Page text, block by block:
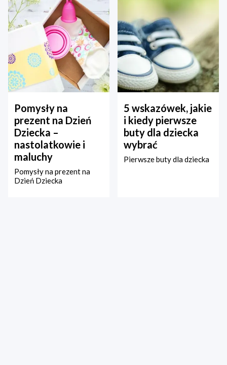
Pomysły na
prezent na Dzień
Dziecka –
nastolatkowie i
maluchy
Pomysły na prezent na
Dzień Dziecka
5 wskazówek, jakie
i kiedy pierwsze
buty dla dziecka
wybrać
Pierwsze buty dla dziecka